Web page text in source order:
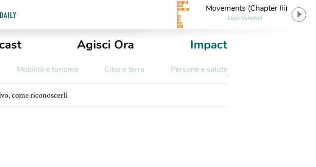
Movements (Chapter Iii)
Leon Vynehall
Agisci Ora Impact
Mobilità e turismo Cibo e terra Persone e salute
come riconoscerli